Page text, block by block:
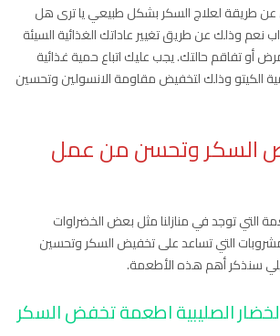
طريقة لعلاج السكر بشكل طبيعي يا ترى هل
نعم وذلك عن طريق تغيير عاداتك الغذائية السيئة
أو تفاقم حالتك. يجب عليك اتباع حمية غذائية
الكيتو وذلك لتخفيض مقاومة الانسولين وتحسين
السكر وتحسن من عمل
التي توجد في منازلنا مثل بعض الخضراوات
التي تساعد على تخفيض السكر وتحسين
يلي سنذكر أهم هذه الأطعمة.
الصليبية اطعمة تخفض السكر